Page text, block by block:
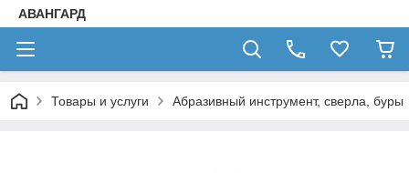
АВАНГАРД
Товары и услуги Абразивный инструмент, сверла, буры